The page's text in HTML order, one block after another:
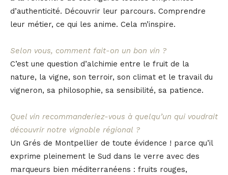
d’authenticité. Découvrir leur parcours. Comprendre
leur métier, ce qui les anime. Cela m’inspire.
Selon vous, comment fait-on un bon vin ?
C’est une question d’alchimie entre le fruit de la
nature, la vigne, son terroir, son climat et le travail du
vigneron, sa philosophie, sa sensibilité, sa patience.
Quel vin recommanderiez-vous à quelqu’un qui voudrait
découvrir notre vignoble régional ?
Un Grés de Montpellier de toute évidence ! parce qu’il
exprime pleinement le Sud dans le verre avec des
marqueurs bien méditerranéens : fruits rouges,